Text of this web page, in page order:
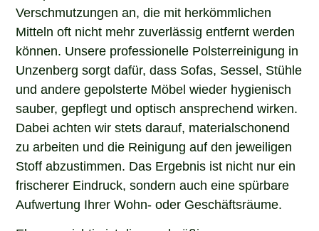
Verschmutzungen an, die mit herkömmlichen
Mitteln oft nicht mehr zuverlässig entfernt werden
können. Unsere professionelle Polsterreinigung in
Unzenberg sorgt dafür, dass Sofas, Sessel, Stühle
und andere gepolsterte Möbel wieder hygienisch
sauber, gepflegt und optisch ansprechend wirken.
Dabei achten wir stets darauf, materialschonend
zu arbeiten und die Reinigung auf den jeweiligen
Stoff abzustimmen. Das Ergebnis ist nicht nur ein
frischerer Eindruck, sondern auch eine spürbare
Aufwertung Ihrer Wohn- oder Geschäftsräume.